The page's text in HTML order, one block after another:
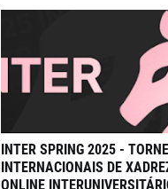
INTER SPRING 2025 -
INTERNACIONAIS DE
ONLINE